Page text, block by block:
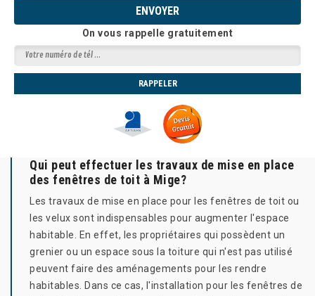
On vous rappelle gratuitement
Qui peut effectuer les travaux de mise en place
des fenêtres de toit à Mige?
Les travaux de mise en place pour les fenêtres de toit ou
les velux sont indispensables pour augmenter l'espace
habitable. En effet, les propriétaires qui possèdent un
grenier ou un espace sous la toiture qui n'est pas utilisé
peuvent faire des aménagements pour les rendre
habitables. Dans ce cas, l'installation pour les fenêtres de